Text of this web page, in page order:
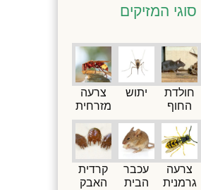
סוגי המזיקים
חולדת
החוף
יתוש
צרעה
מזרחית
צרעה
גרמנית
עכבר
הבית
קרדית
האבק